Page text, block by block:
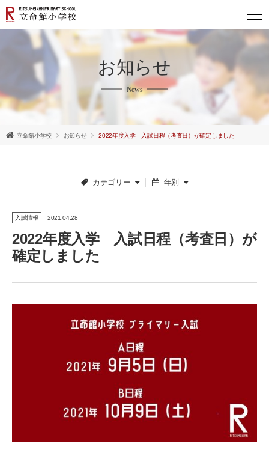
お知らせ
News
立命館小学校 お知らせ 2022年度入学 入試日程（考査日）が確定しました
カテゴリー 年別
入試情報 2021.04.28
2022年度入学 入試日程（考査日）が
確定しました